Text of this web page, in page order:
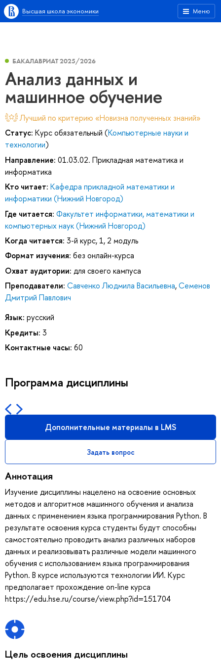
Меню
Высшая школа экономики
БАКАЛАВРИАТ 2025/2026
Анализ данных и
машинное обучение
Лучший по критерию «Новизна полученных знаний»
Статус: Курс обязательный (Компьютерные науки и
технологии)
Направление: 01.03.02. Прикладная математика и
информатика
Кто читает: Кафедра прикладной математики и
информатики (Нижний Новгород)
Где читается: Факультет информатики, математики и
компьютерных наук (Нижний Новгород)
Когда читается: 3-й курс, 1, 2 модуль
Формат изучения: без онлайн-курса
Охват аудитории: для своего кампуса
Преподаватели: Савченко Людмила Васильевна,Семенов
Дмитрий Павлович
Язык: русский
Кредиты: 3
Контактные часы: 60
Программа дисциплины
Дополнительные материалы в LMS
Задать вопрос
Аннотация
Изучение дисциплины нацелено на освоение основных
методов и алгоритмов машинного обучения и анализа
данных с применением языка программирования Python. В
результате освоения курса студенты будут способны
самостоятельно проводить анализ различных наборов
данных и реализовывать различные модели машинного
обучения с использованием языка программирования
Python. В курсе используются технологии ИИ. Курс
предполагает прохождение on-line курса
https://edu.hse.ru/course/view.php?id=151704
Цель освоения дисциплины